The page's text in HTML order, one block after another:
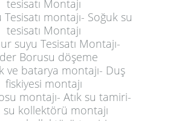
tesisatı Montajı
Tesisatı montajı- Soğuk su
tesisatı Montajı
suyu Tesisatı Montajı-
Borusu döşeme
ve batarya montajı- Duş
fiskiyesi montajı
montajı- Atık su tamiri-
su kollektörü montajı